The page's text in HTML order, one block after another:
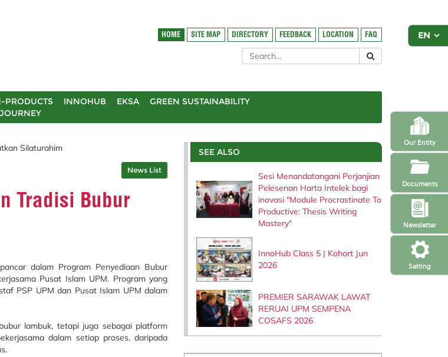
Setting
Newsletter
Our Entity
Documents
HOME SITE MAP DIRECTORY FEEDBACK LOCATION FAQ
PRODUCTS INNOHUB EKSA
GREEN SUSTAINABILITY
Silaturahim
News List
Tradisi Bubur
dalam Program Penyediaan Bubur
Pusat Islam UPM. Program yang
PSP UPM dan Pusat Islam UPM dalam
lambuk, tetapi juga sebagai platform
dalam setiap proses, daripada
SEE ALSO
Sesi Menandatangani Perjanjian
Pelesenan Harta Intelek bagi
inovasi "Module Procrastinate To
Productive: Thesis Writing
Mastery"
InnoHub Class 5 | Kohort Jun
2026
PREMIER SARAWAK LAWAT
RERUAI UPM SEMPENA
COSAFS 2026